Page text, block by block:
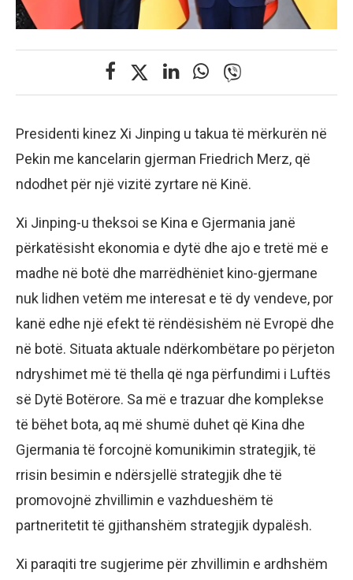
Presidenti kinez Xi Jinping u takua të mërkurën në
Pekin me kancelarin gjerman Friedrich Merz, që
ndodhet për një vizitë zyrtare në Kinë.
Xi Jinping-u theksoi se Kina e Gjermania janë
përkatësisht ekonomia e dytë dhe ajo e tretë më e
madhe në botë dhe marrëdhëniet kino-gjermane
nuk lidhen vetëm me interesat e të dy vendeve, por
kanë edhe një efekt të rëndësishëm në Evropë dhe
në botë. Situata aktuale ndërkombëtare po përjeton
ndryshimet më të thella që nga përfundimi i Luftës
së Dytë Botërore. Sa më e trazuar dhe komplekse
të bëhet bota, aq më shumë duhet që Kina dhe
Gjermania të forcojnë komunikimin strategjik, të
rrisin besimin e ndërsjellë strategjik dhe të
promovojnë zhvillimin e vazhdueshëm të
partneritetit të gjithanshëm strategjik dypalësh.
Xi paraqiti tre sugjerime për zhvillimin e ardhshëm